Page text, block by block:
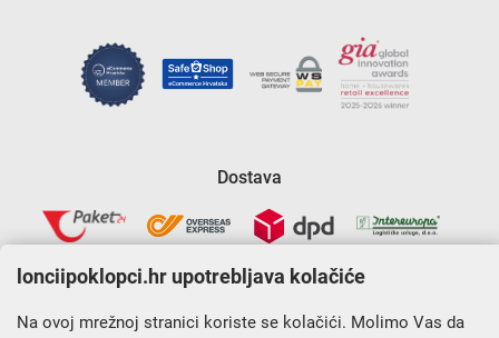
Dostava
lonciipoklopci.hr upotrebljava kolačiće
Na ovoj mrežnoj stranici koriste se kolačići. Molimo Vas da